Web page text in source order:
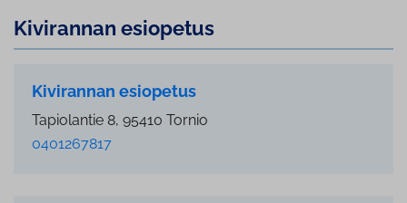
Kivirannan esiopetus
Kivirannan esiopetus
Tapiolantie 8, 95410 Tornio
0401267817